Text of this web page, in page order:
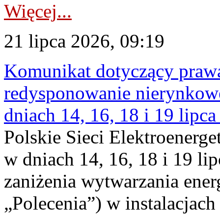
Więcej...
21 lipca 2026, 09:19
Komunikat dotyczący
redysponowanie
dniach 14, 16, 18 i 19
Polskie Sieci
w dniach 14, 16, 18 i 19
zaniżenia wytwarzania
„Polecenia”) w